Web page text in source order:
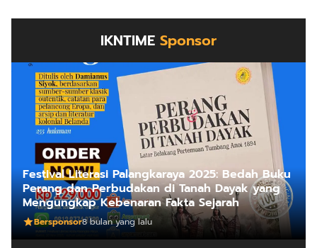
IKNTIME Sponsor
Festival Literasi Palangkaraya 2025: Bedah Buku
Perang dan Perbudakan di Tanah Dayak yang
Mengungkap Kebenaran Fakta Sejarah
Bersponsor8 bulan yang lalu